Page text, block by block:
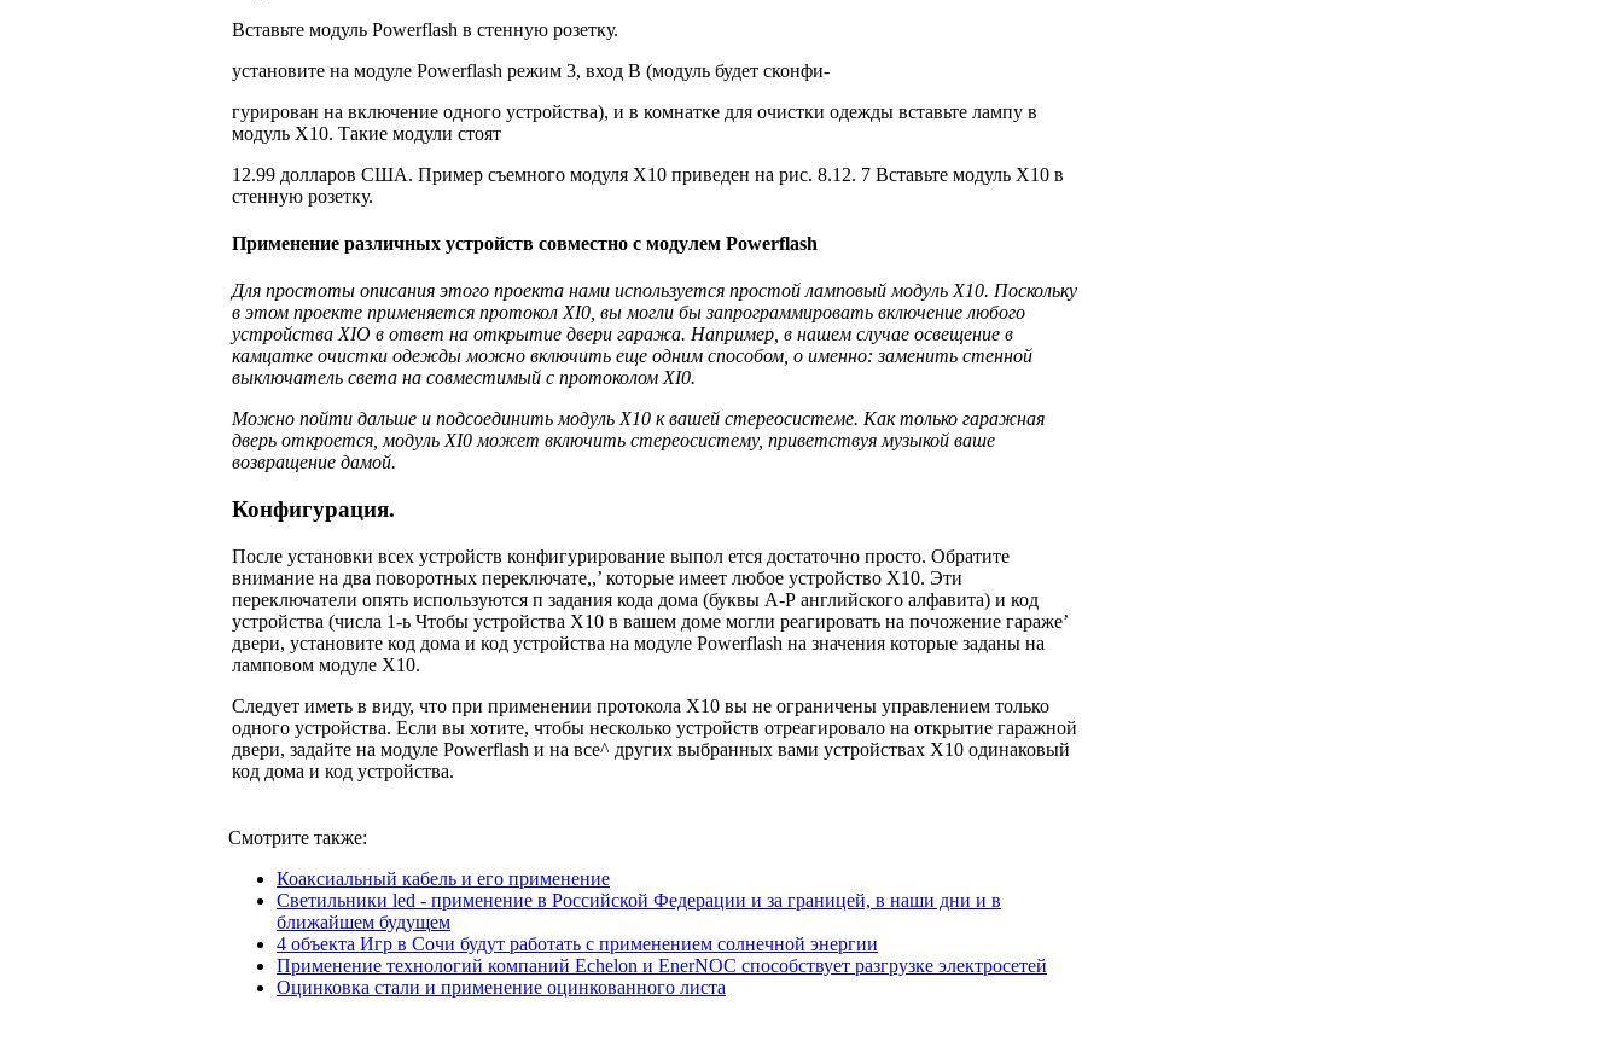
Вставьте модуль Powerflash в стенную розетку.
установите на модуле Powerflash режим 3, вход В (модуль будет сконфи-
гурирован на включение одного устройства), и в комнатке для очистки одежды вставьте лампу в
модуль Х10. Такие модули стоят
12.99 долларов США. Пример съемного модуля Х10 приведен на рис. 8.12. 7 Вставьте модуль Х10 в
стенную розетку.
Применение различных устройств совместно с модулем Powerflash
Для простоты описания этого проекта нами используется простой ламповый модуль Х10. Поскольку
в этом проекте применяется протокол XI0, вы могли бы запрограммировать включение любого
устройства XIО в ответ на открытие двери гаража. Например, в нашем случае освеще­ние в
камцатке очистки одежды можно включить еще одним способом, о именно: заменить стенной
выключатель света на совместимый с протоколом XI0.
Можно пойти дальше и подсоединить модуль Х10 к вашей стереосисте­ме. Как только гаражная
дверь откроется, модуль XI0 может включить стереосистему, приветствуя музыкой ваше
возвращение дамой.
Конфигурация.
После установки всех устройств конфигурирование выпол ется достаточно просто. Обратите
внимание на два поворотных переключате,,’ которые имеет любое устройство Х10. Эти
переключатели опять используются п задания кода дома (буквы А-Р английского алфавита) и код
устройства (числа 1-ь Чтобы устройства Х10 в вашем доме могли реагировать на почожение гараже’
двери, установите код дома и код устройства на модуле Powerflash на значения которые заданы на
ламповом модуле Х10.
Следует иметь в виду, что при применении протокола Х10 вы не ограничены управлением только
одного устройства. Если вы хотите, чтобы несколько устройств отреагировало на открытие гаражной
двери, задайте на модуле Powerflash и на все^ других выбранных вами устройствах Х10 одинаковый
код дома и код устройства.
Смотрите также:
Коаксиальный кабель и его применение
Светильники led - применение в Российской Федерации и за границей, в наши дни и в
ближайшем будущем
4 объекта Игр в Сочи будут работать с применением солнечной энергии
Применение технологий компаний Echelon и EnerNOC способствует разгрузке электросетей
Оцинковка стали и применение оцинкованного листа